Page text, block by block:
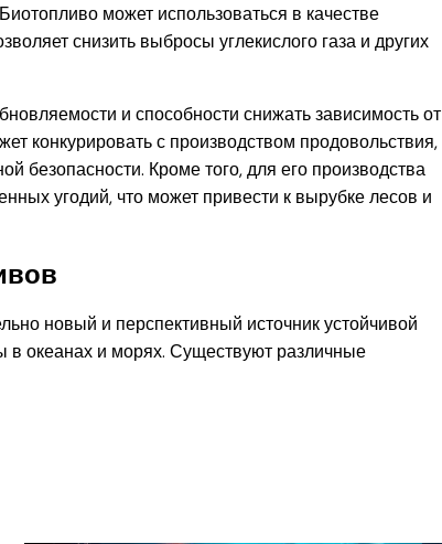
может использоваться в качестве
снизить выбросы углекислого газа и других
и способности снижать зависимость от
конкурировать с производством продовольствия,
безопасности. Кроме того, для его производства
угодий, что может привести к вырубке лесов и
новый и перспективный источник устойчивой
в океанах и морях. Существуют различные